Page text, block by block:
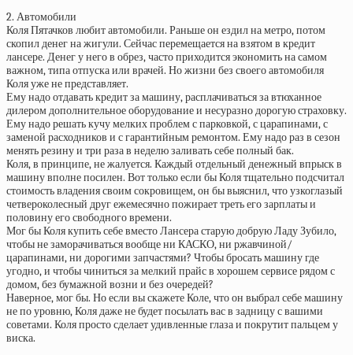
2. Автомобили
Коля Пятачков любит автомобили. Раньше он ездил на метро, потом
скопил денег на жигули. Сейчас перемещается на взятом в кредит
лансере. Денег у него в обрез, часто приходится экономить на самом
важном, типа отпуска или врачей. Но жизни без своего автомобиля
Коля уже не представляет.
Ему надо отдавать кредит за машину, расплачиваться за втюханное
дилером дополнительное оборудование и несуразно дорогую страховку.
Ему надо решать кучу мелких проблем с парковкой, с царапинами, с
заменой расходников и с гарантийным ремонтом. Ему надо раз в сезон
менять резину и три раза в неделю заливать себе полный бак.
Коля, в принципе, не жалуется. Каждый отдельный денежный впрыск в
машину вполне посилен. Вот только если бы Коля тщательно подсчитал
стоимость владения своим сокровищем, он бы выяснил, что узкоглазый
четвероколесный друг ежемесячно пожирает треть его зарплаты и
половину его свободного времени.
Мог бы Коля купить себе вместо Лансера старую добрую Ладу Зубило,
чтобы не заморачиваться вообще ни КАСКО, ни ржавчиной/
царапинами, ни дорогими запчастями? Чтобы бросать машину где
угодно, и чтобы чиниться за мелкий прайс в хорошем сервисе рядом с
домом, без бумажной возни и без очередей?
Наверное, мог бы. Но если вы скажете Коле, что он выбрал себе машину
не по уровню, Коля даже не будет посылать вас в задницу с вашими
советами. Коля просто сделает удивленные глаза и покрутит пальцем у
виска.